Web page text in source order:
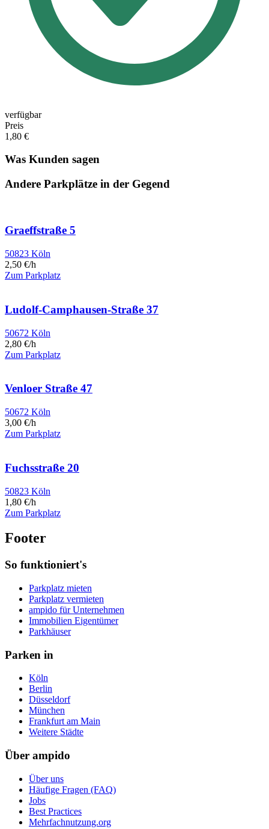
verfügbar
Preis
1,80 €
Was Kunden sagen
Andere Parkplätze in der Gegend
Graeffstraße 5
50823 Köln
2,50 €/h
Zum Parkplatz
Ludolf-Camphausen-Straße 37
50672 Köln
2,80 €/h
Zum Parkplatz
Venloer Straße 47
50672 Köln
3,00 €/h
Zum Parkplatz
Fuchsstraße 20
50823 Köln
1,80 €/h
Zum Parkplatz
Footer
So funktioniert's
Parkplatz mieten
Parkplatz vermieten
ampido für Unternehmen
Immobilien Eigentümer
Parkhäuser
Parken in
Köln
Berlin
Düsseldorf
München
Frankfurt am Main
Weitere Städte
Über ampido
Über uns
Häufige Fragen (FAQ)
Jobs
Best Practices
Mehrfachnutzung.org